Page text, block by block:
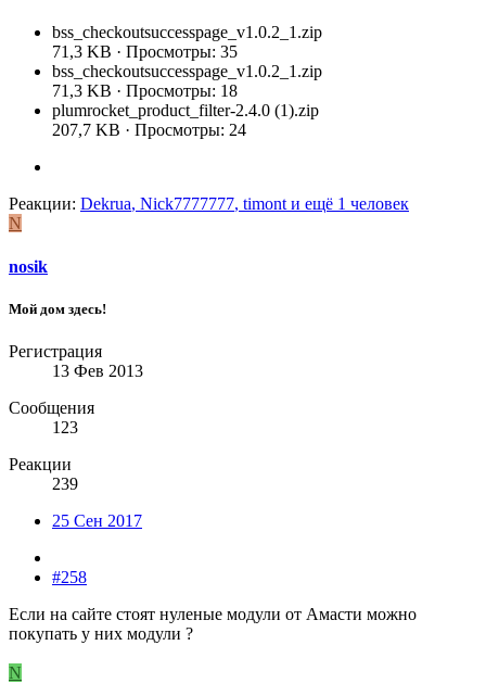
bss_checkoutsuccesspage_v1.0.2_1.zip
71,3 KB · Просмотры: 35
bss_checkoutsuccesspage_v1.0.2_1.zip
71,3 KB · Просмотры: 18
plumrocket_product_filter-2.4.0 (1).zip
207,7 KB · Просмотры: 24
Реакции: Dekrua, Nick7777777, timont и ещё 1 человек
N
nosik
Мой дом здесь!
Регистрация
13 Фев 2013
Сообщения
123
Реакции
239
25 Сен 2017
#258
Если на сайте стоят нуленые модули от Амасти можно
покупать у них модули ?
N